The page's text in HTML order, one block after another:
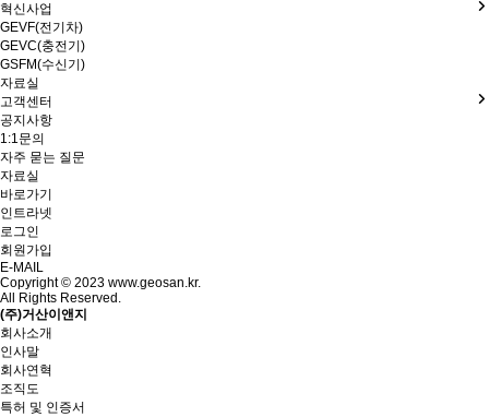
혁신사업
GEVF(전기차)
GEVC(충전기)
GSFM(수신기)
자료실
고객센터
공지사항
1:1문의
자주 묻는 질문
자료실
바로가기
인트라넷
로그인
회원가입
E-MAIL
Copyright © 2023 www.geosan.kr.
All Rights Reserved.
(주)거산이앤지
회사소개
인사말
회사연혁
조직도
특허 및 인증서